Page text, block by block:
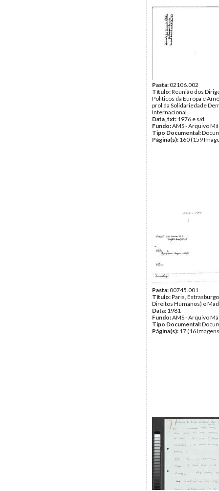
Concertação Social;
Mínimo Garantido;
populacional; política
educativa.
Data:terça, 11 de
Fundo:AMS - Arquivo
Pasta:02106.002
Título:Reunião dos
Políticos da Europa e
prol da Solidariedade
Internacional.
Data_txt: 1976 e s/d
Fundo:AMS - Arquivo
Tipo Documental:
Página(s): 160 (159
Pasta:00745.001
Título:Paris,
Direitos Humanos) e
Data: 1981
Fundo:AMS - Arquivo
Tipo Documental:
Página(s): 17 (16